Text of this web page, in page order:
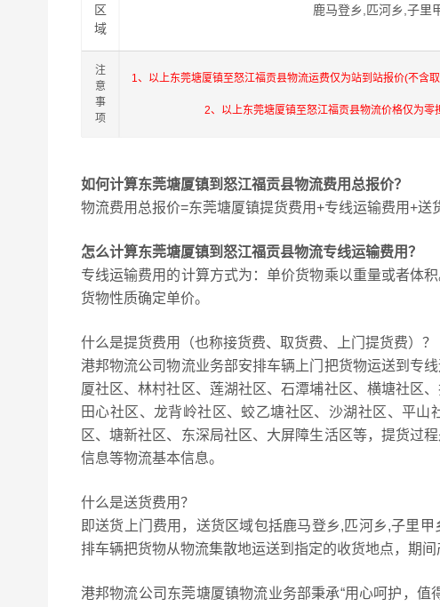
区
域
鹿马登乡,匹河乡,子里
注
意
事
项
1、以上东莞塘厦镇至怒江福贡县物流运费仅为站到站报价(不含
2、以上东莞塘厦镇至怒江福贡县物流价格仅为零
如何计算东莞塘厦镇到怒江福贡县物流费用总报价？
物流费用总报价=东莞塘厦镇提货费用+专线运输费用+送
怎么计算东莞塘厦镇到怒江福贡县物流专线运输费用？
专线运输费用的计算方式为：单价货物乘以重量或者体
货物性质确定单价。
什么是提货费用（也称接货费、取货费、上门提货费）？
港邦物流公司物流业务部安排车辆上门把货物运送到专
厦社区、林村社区、莲湖社区、石潭埔社区、横塘社区
田心社区、龙背岭社区、蛟乙塘社区、沙湖社区、平
区、塘新社区、东深局社区、大屏障生活区等，提货过
信息等物流基本信息。
什么是送货费用？
即送货上门费用，送货区域包括鹿马登乡,匹河乡,子里
排车辆把货物从物流集散地运送到指定的收货地点，期间
港邦物流公司东莞塘厦镇物流业务部秉承“用心呵护，